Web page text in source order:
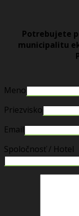
Potrebujete
municipalitu
Meno
Priezvisko
Email
Spoločnosť / Hotel